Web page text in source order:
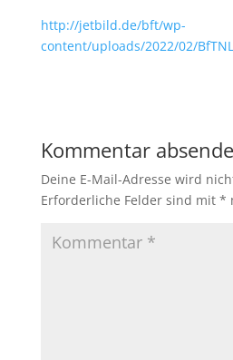
http://jetbild.de/bft/wp-
content/uploads/2022/02/
Kommentar
Deine E-Mail-Adresse wird
Erforderliche Felder sind mit *